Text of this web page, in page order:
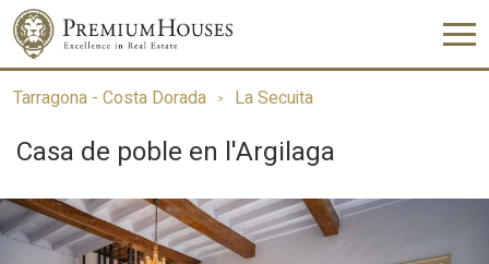
Tarragona - Costa Dorada La Secuita
Casa de poble en l'Argilaga